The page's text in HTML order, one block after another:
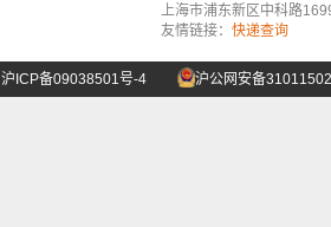
上海市浦东新区中科路
友情链接： 快递查询
沪ICP备09038501号-4 沪公网安备